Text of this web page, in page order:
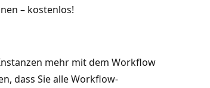
– kostenlos!
mehr mit dem Workflow
dass Sie alle Workflow-